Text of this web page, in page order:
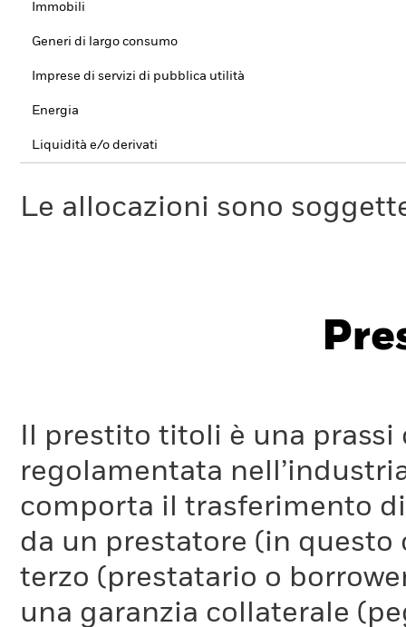
Immobili
Generi di largo consumo
Imprese di servizi di pubblica utilità
Energia
Liquidità e/o derivati
Le allocazioni sono
Il prestito titoli è una
regolamentata
comporta il trasferimento
da un prestatore (in questo
terzo (prestatario o
una garanzia collaterale